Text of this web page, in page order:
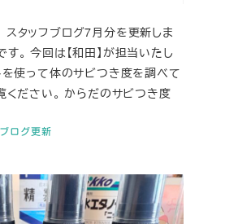
ログ更新
タッフブログ7月分を更新しま
。 今回は【和田】が担当いたし
を使って体のサビつき度を調べて
ください。 からだのサビつき度